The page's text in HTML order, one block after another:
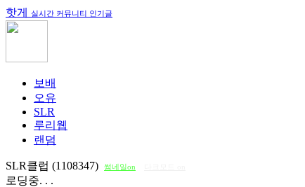
핫게 실시간 커뮤니티 인기글
보배
오유
SLR
루리웹
랜덤
SLR클럽 (1108347) 썸네일on
로딩중. . .